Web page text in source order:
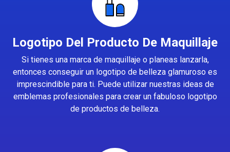
Logotipo Del Producto De Maquillaje
Si tienes una marca de maquillaje o planeas lanzarla,
entonces conseguir un logotipo de belleza glamuroso es
imprescindible para ti. Puede utilizar nuestras ideas de
emblemas profesionales para crear un fabuloso logotipo
de productos de belleza.